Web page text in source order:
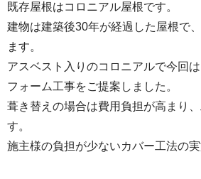
既存屋根はコロニアル屋根です。
建物は建築後30年が経過した屋根で
ます。
アスベスト入りのコロニアルで今回
フォーム工事をご提案しました。
葺き替えの場合は費用負担が高まり
す。
施主様の負担が少ないカバー工法の実